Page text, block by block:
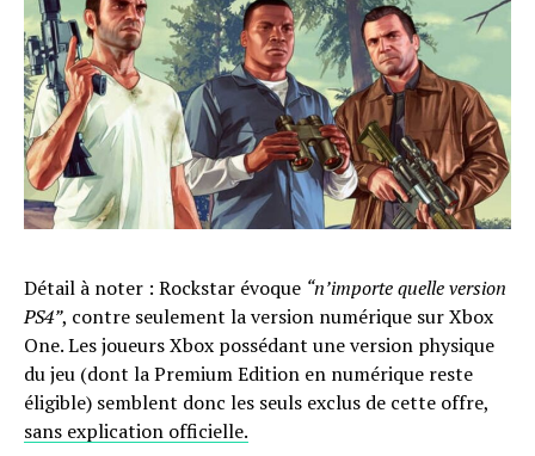
Détail à noter : Rockstar évoque “n’importe quelle version
PS4”, contre seulement la version numérique sur Xbox
One. Les joueurs Xbox possédant une version physique
du jeu (dont la Premium Edition en numérique reste
éligible) semblent donc les seuls exclus de cette offre,
sans explication officielle.